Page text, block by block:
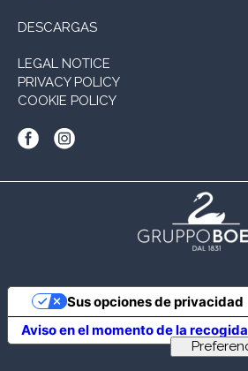
DESCARGAS
LEGAL NOTICE
PRIVACY POLICY
COOKIE POLICY
Aviso en el momento de la recogida
Sus opciones de privacidad